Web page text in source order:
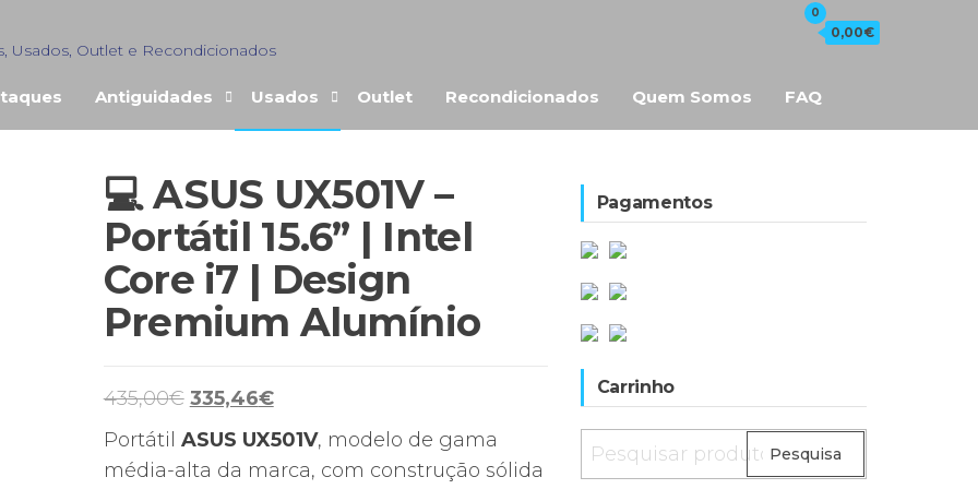
Usados, Outlet e Recondicionados
0
0,00€
Antiguidades Usados Outlet Recondicionados Quem Somos FAQ
💻 ASUS UX501V –
Portátil 15.6” | Intel
Core i7 | Design
Premium Alumínio
435,00€ O
preço
original
335,46€O
preço
Portátil ASUS UX501V, modelo de gama
média-alta da marca, com construção sólida
Pagamentos
Carrinho
Pesquisar
por:
Pesquisa